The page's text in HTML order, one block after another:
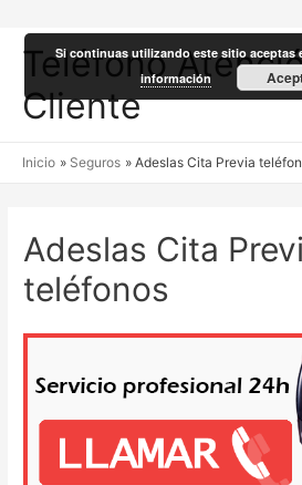
Teléfono
Cliente
Inicio Seguros Adeslas Cita Previa
Adeslas Cita
teléfonos
Si continuas utilizando este sitio aceptas
información